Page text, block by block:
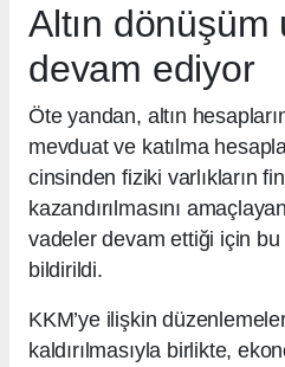
Altın dönüşüm
devam ediyor
Öte yandan, altın
mevduat ve katılma
cinsinden fiziki varlıkların
kazandırılmasını
vadeler devam ettiği için
bildirildi.
KKM’ye ilişkin
kaldırılmasıyla birlikte,